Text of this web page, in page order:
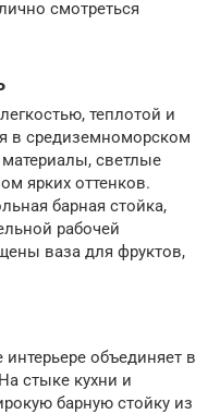
смотреться
теплотой и
в средиземноморском
светлые
ярких оттенков.
барная стойка,
рабочей
ваза для фруктов,
объединяет в
стыке кухни и
барную стойку из